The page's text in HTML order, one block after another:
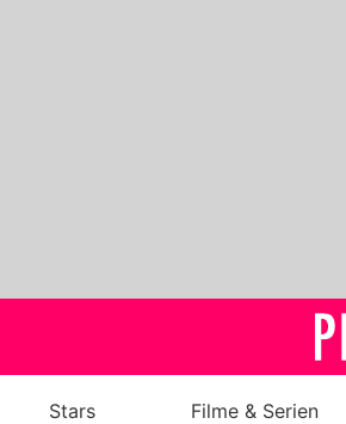
Stars Filme & Serien